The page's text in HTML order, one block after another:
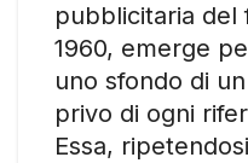
pubblicitaria del
1960, emerge
uno sfondo di
privo di ogni
Essa,